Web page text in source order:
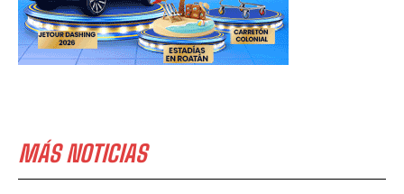
MÁS NOTICIAS